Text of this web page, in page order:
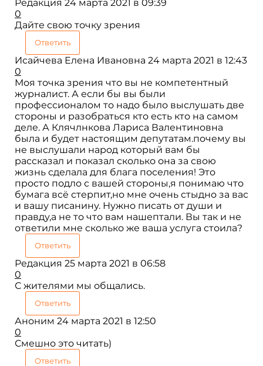
Редакция 24 марта 2021 в 09:39
0
Дайте свою точку зрения
Ответить
Исайчева Елена Ивановна 24 марта 2021 в 12:43
0
Моя точка зрения что вы не компетентный
журналист. А если бы вы были
профессионалом то надо было выслушать две
стороны и разобраться кто есть кто на самом
деле. А Клячлнкова Лариса Валентиновна
была и будет настоящим депутатам.почему вы
не выслушали народ который вам бы
рассказал и показал сколько она за свою
жизнь сделала для блага поселения! Это
просто подло с вашей стороны,я понимаю что
бумага всё стерпит,но мне очень стыдно за вас
и вашу писанину. Нужно писать от души и
правду,а не то что вам нашептали. Вы так и не
ответили мне сколько же ваша услуга стоила?
Ответить
Редакция 25 марта 2021 в 06:58
0
С жителями мы общались.
Ответить
Аноним 24 марта 2021 в 12:50
0
Смешно это читать)
Ответить